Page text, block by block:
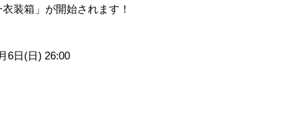
装箱」が開始されます！
6日(日) 26:00